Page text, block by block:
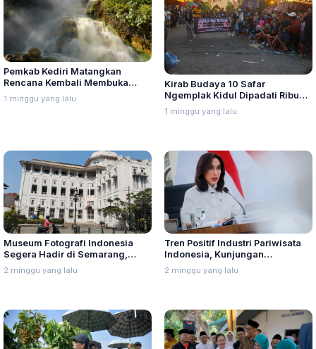
Pemkab Kediri Matangkan
Rencana Kembali Membuka
Wisata Air Panas di Gunung
Kelud
1 minggu yang lalu
Kirab Budaya 10 Safar
Ngemplak Kidul Dipadati Ribuan
Warga, Panitia Soroti Sound
Horeg
1 minggu yang lalu
Museum Fotografi Indonesia
Segera Hadir di Semarang,
Gedung Eks Jiwasraya
Disiapkan Jadi Ruang Sejarah
2 minggu yang lalu
Tren Positif Industri Pariwisata
Indonesia, Kunjungan
Wisatawan Mancanegara
Meningkat 5,83 Persen
2 minggu yang lalu